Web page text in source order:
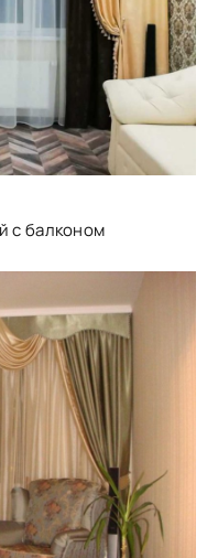
с балконом